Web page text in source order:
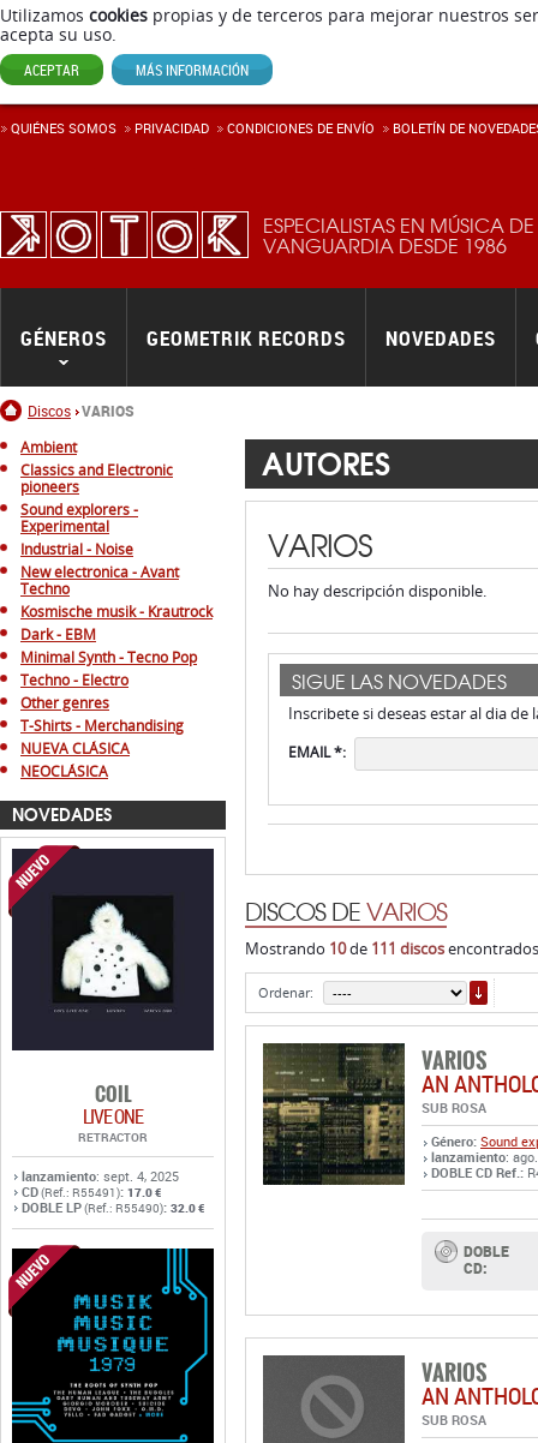
Utilizamos cookies propias y de terceros para mejorar nuestros
acepta su uso.
ACEPTAR MÁS INFORMACIÓN
ESPECIALISTAS EN MÚSICA DE
VANGUARDIA DESDE 1986
Inicio
Discos VARIOS
GÉNEROS GEOMETRIK RECORDS NOVEDADES
QUIÉNES SOMOS PRIVACIDAD CONDICIONES DE ENVÍ­O BOLETÍN DE
Ambient
Classics and Electronic
pioneers
Sound explorers -
Experimental
Industrial - Noise
New electronica - Avant
Techno
Kosmische musik - Krautrock
Dark - EBM
Minimal Synth - Tecno Pop
Techno - Electro
Other genres
T-Shirts - Merchandising
NUEVA CLÁSICA
NEOCLÁSICA
NOVEDADES
COIL
LIVE ONE
RETRACTOR
lanzamiento: sept. 4, 2025
CD(Ref.: R55491): 17.0 €
DOBLE LP(Ref.: R55490): 32.0 €
AUTORES
VARIOS
No hay descripción disponible.
SIGUE LAS NOVEDADES
Inscribete si deseas estar al dia
EMAIL *:
DISCOS DEVARIOS
Mostrando 10de 111 discos
Ordenar:
VARIOS
AN
SUB ROSA
Género: Sound
lanzamiento:
DOBLE CD Ref.:
DOBLE
CD:
VARIOS
AN
SUB ROSA